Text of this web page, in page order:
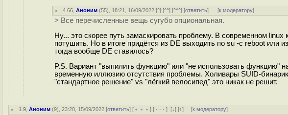
4.66 ,Аноним (55), 18:21, 16/09/2022 [^] [^^] [^^^] [ответить] [к модератору]
> Все перечисленные вещь сугубо опциональная.
Ну... это скорее путь замаскировать проблему. В современном
потушить. Но в итоге придётся из DE выходить по su -c reboot или
тогда вообще DE ставилось?
P.S. Вариант "выпилить функцию" или "не использовать функцию"
временную иллюзию отсутствия проблемы. Холивары SUID-
"стандартное решение" vs "лёгкий велосипед" это никак не решит.
1.9 ,Аноним (9), 23:20, 15/09/2022 [ответить] [ ﹢﹢﹢] [ · · ·][↓] [↑] [к модератору]